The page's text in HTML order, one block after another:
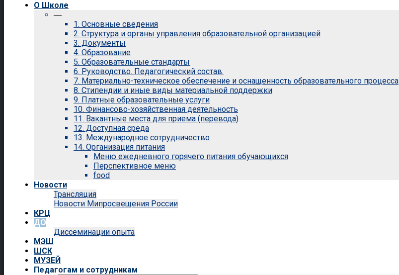
О Школе
—
1. Основные сведения
2. Структура и органы управления образовательной организацией
3. Документы
4. Образование
5. Образовательные стандарты
6. Руководство. Педагогический состав.
7. Материально-техническое обеспечение и оснащенность образовательного процесса
8. Стипендии и иные виды материальной поддержки
9. Платные образовательные услуги
10. Финансово-хозяйственная деятельность
11. Вакантные места для приема (перевода)
12. Доступная среда
13. Международное сотрудничество
14. Организация питания
Меню ежедневного горячего питания обучающихся
Перспективное меню
food
Новости
Трансляция
Новости Мипросвещения России
КРЦ
ДО
Диссеминации опыта
МЭШ
ШСК
МУЗЕЙ
Педагогам и сотрудникам